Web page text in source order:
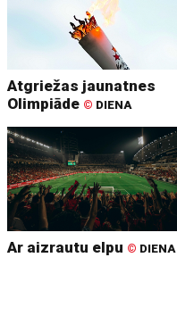
Atgriežas jaunatnes
Olimpiāde © DIENA
Ar aizrautu elpu © DIENA